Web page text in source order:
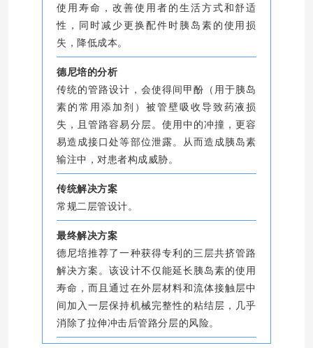
使用寿命，改善使用者的生活方式和舒适
性，同时减少更换配件时胰岛素的使用损
失，降低成本。
德尼培的分析
传统的管路设计，会使得间甲酚（用于胰岛
素的常用添加剂）被管壁吸收导致药液损
失，且管路容易分层。使用中的冲撞，更容
易造成接口处等部位泄露。从而造成胰岛素
输注中，对患者构成威胁。
传统解决方案
常规二层管设计。
最终解决方案
德尼培推荐了一种获得专利的三层共挤管路
解决方案。该设计不仅能延长胰岛素的使用
寿命，而且通过在外层材料和流体接触层中
间加入一层保持机械完整性的粘结层，几乎
消除了拉伸冲击后管路分层的风险。